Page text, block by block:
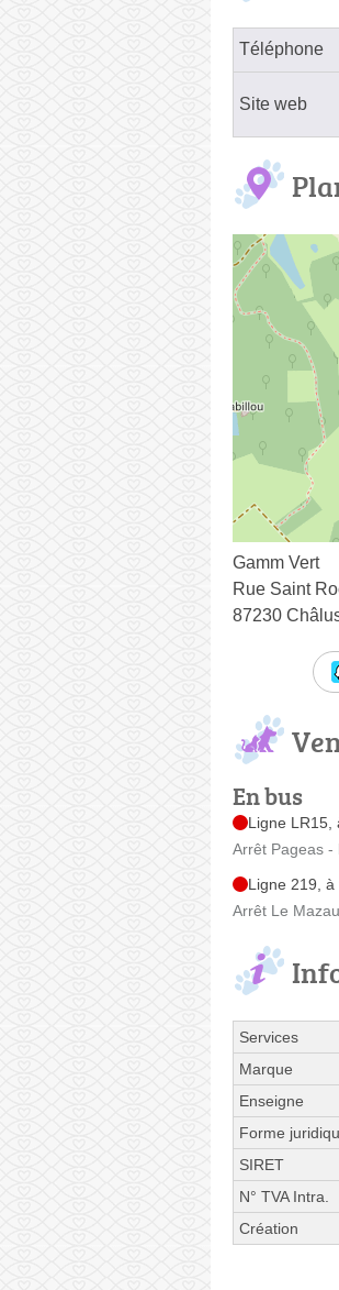
Téléphone
Site web
Gamm Vert
Rue Saint
87230
En bus
Ligne LR15,
Arrêt Pageas
Ligne 219, à
Arrêt Le
Services
Marque
Enseigne
Forme
SIRET
N° TVA Intra.
Création